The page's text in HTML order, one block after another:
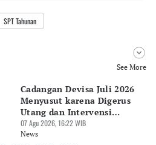
SPT Tahunan
See More
Cadangan Devisa Juli 2026
Menyusut karena Digerus
Utang dan Intervensi
Rupiah
07 Agu 2026, 16:22 WIB
News